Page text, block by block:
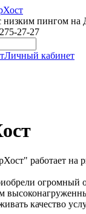
низким пингом на
27-27
Личный кабинет
работает на
огромный
качество